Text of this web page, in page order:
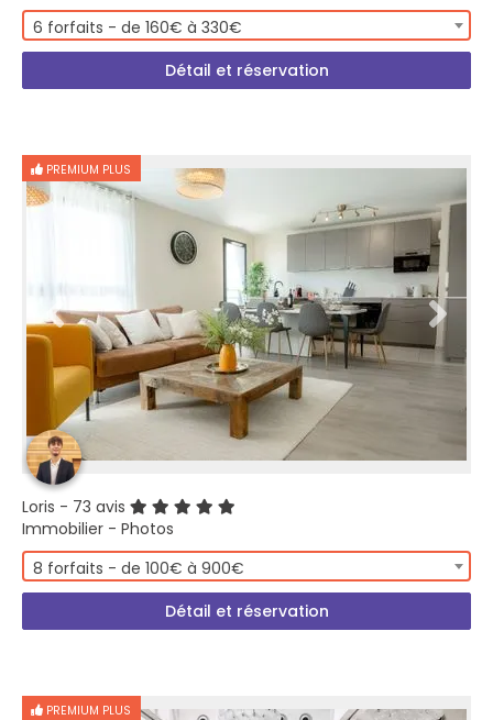
6 forfaits - de 160€ à 330€
Détail et réservation
PREMIUM PLUS
Loris - 73 avis
Immobilier - Photos
8 forfaits - de 100€ à 900€
Détail et réservation
PREMIUM PLUS